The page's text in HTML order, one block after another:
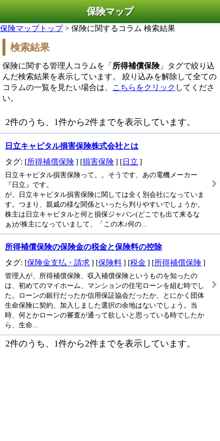
保険マップ
保険マップトップ> 保険に関するコラム 検索結果
検索結果
保険に関する管理人コラムを「 所得補償保険」タグで絞り込
んだ検索結果を表示しています。 絞り込みを解除して全ての
コラムの一覧を見たい場合は、
こちらをクリック してくださ
い。
2件のうち、1件から2件までを表示しています。
日立キャピタル損害保険株式会社とは
タグ: [所得補償保険 ] [損害保険 ] [日立 ]
日立キャピタル損害保険って。。そうです、あの電機メーカー
『日立』です。
が、日立キャピタル損害保険に関しては全く別会社になっていま
す。つまり、親戚の様な関係といったら判りやすいでしょうか。
株主は日立キャピタルと何と損保ジャパン(どこでも出て来るな
ぁ)が株主になっていまして、「この木♪何の...
所得補償保険の保険金の税金と保険料の控除
タグ: [保険金支払・請求] [保険料] [税金 ] [所得補償保険 ]
管理人が、所得補償保険、収入補償保険というものを知ったの
は、初めてのマイホーム、マンションの住宅ローンを組む時でし
た。ローンの銀行だったか信用保証協会だったか、とにかく団体
生命保険に契約、加入しました選択の余地はないでしょう。当
時、何とかローンの審査が通って欲しいと思っている時でしたか
ら、生命...
2件のうち、1件から2件までを表示しています。